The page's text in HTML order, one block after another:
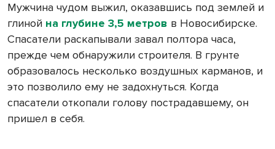
Мужчина чудом выжил, оказавшись под землей и
глиной на глубине 3,5 метров в Новосибирске.
Спасатели раскапывали завал полтора часа,
прежде чем обнаружили строителя. В грунте
образовалось несколько воздушных карманов, и
это позволило ему не задохнуться. Когда
спасатели откопали голову пострадавшему, он
пришел в себя.